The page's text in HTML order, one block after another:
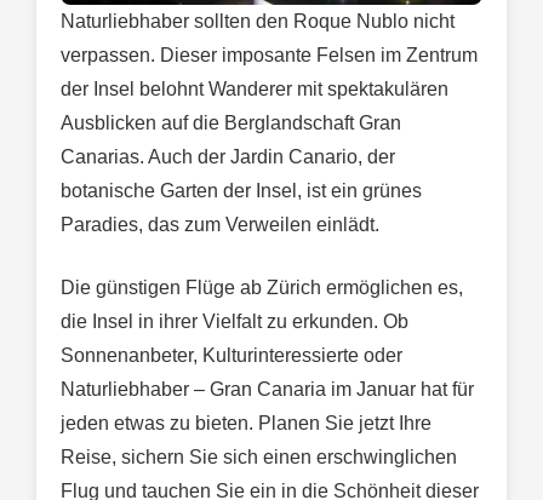
Naturliebhaber sollten den Roque Nublo nicht
verpassen. Dieser imposante Felsen im Zentrum
der Insel belohnt Wanderer mit spektakulären
Ausblicken auf die Berglandschaft Gran
Canarias. Auch der Jardin Canario, der
botanische Garten der Insel, ist ein grünes
Paradies, das zum Verweilen einlädt.
Die günstigen Flüge ab Zürich ermöglichen es,
die Insel in ihrer Vielfalt zu erkunden. Ob
Sonnenanbeter, Kulturinteressierte oder
Naturliebhaber – Gran Canaria im Januar hat für
jeden etwas zu bieten. Planen Sie jetzt Ihre
Reise, sichern Sie sich einen erschwinglichen
Flug und tauchen Sie ein in die Schönheit dieser